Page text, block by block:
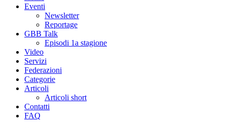
Eventi
Newsletter
Reportage
GBB Talk
Episodi 1a stagione
Video
Servizi
Federazioni
Categorie
Articoli
Articoli short
Contatti
FAQ